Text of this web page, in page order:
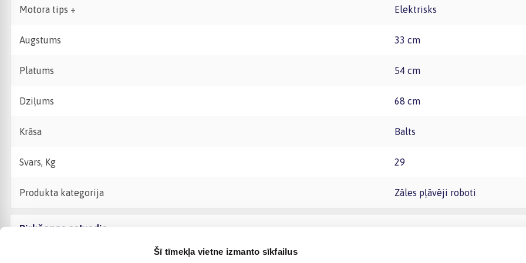
Šī tīmekļa vietne izmanto sīkfailus
Motora tips + Elektrisks
Augstums 33 cm
Platums 54 cm
Dziļums 68 cm
Krāsa Balts
Svars, Kg 29
Produkta kategorija Zāles pļāvēji roboti
Pirkšanas ceļvedis